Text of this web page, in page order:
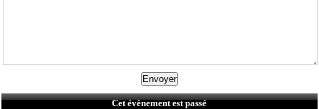
Cet évènement est passé